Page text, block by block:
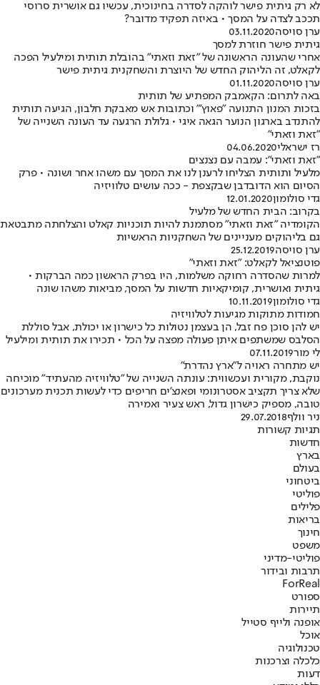
לא רק גיתית פישר לוהקה לסדרה בחינוכית, עכשיו גם אושרית סרוסי
תככב לצדה על המסך • באיזה תפקיד מדובר?
ערן סויסה03.11.2020
גיתית פישר חוזרת למסך
אחרי שהעונה הראשונה של "זאת וזאתי" בהובלת תותית ומילעיל הפכה
לקאלט, זה הליהוק החדש של היוצרת והשחקנית גיתית פישר
ערן סויסה01.11.2020
באה לתרום: הקאמבק המפתיע של תותית
בזכות המנון התנועה "פאוץ'" וכתובות אש מאבקת חלבון, הגיעה תותית
להתנדב בארגון הנוער הגאה איגי • גלולת הרגעה עד העונה השנייה של
"זאת וזאתי"
רז ישראלי04.06.2020
"זאת וזאתי": עמבה עם נצנצים
מלעיל ותותית הצליחו לרענן לנו את המסך עם משהו אחר ושונה • פרק
הסיום הוא הדובדבן שבקצפת - ככה עושים טלוויזיה
גדי סולומון12.01.2020
בקרוב: הבית החדש של מלעיל
הקומדיה "זאת וזאתי" מסתמנת להיות תוכניות קאלט והצלחתה מתבטאת
גם בליהוקים מעניינים של השחקניות הראשיות
ערן סויסה25.12.2019
פוטנציאל לקאלט: "זאת וזאתי"
למרות שהסדרה רחוקה משלמות, היו בפרק הראשון כמה הברקות •
גיתית ואושרית, קומיקאיות חדשות על המסך, מביאות משהו שונה
גדי סולומון10.11.2019
חמודות מתוקות מגיעות לטלוויזיה
יש להן סוכן פח זבל, הן בעצמן נטולות כל כישרון או יכולת, אבל סוללת
הסלבס שמשתפים איתן פעולה מפצה על הכל • תכירו את תותית ומילעיל
לי מור07.11.2019
יש מתחרה ראויה ל"ארץ נהדרת"
נוקבת, מקורית ועכשווית: עונתה השנייה של "טלוויזיה מהעתיד" מוכיחה
שלא צריך תקציב אסטרונומי ופאנצ'ים חריפים כדי לעשות תכנית מערכונים
טובה, מספיק כישרון גדול, ראש צעיר ואמירה
ניר וולף29.07.2018
תגיות קשורות
חדשות
בארץ
בעולם
ביטחוני
פוליטי
פלילים
בריאות
חינוך
משפט
פוליטי-מדיני
תרבות ובידור
ForReal
ספורט
תיירות
אופנה ולייף סטייל
אוכל
טכנולוגיה
כלכלה וצרכנות
דעות